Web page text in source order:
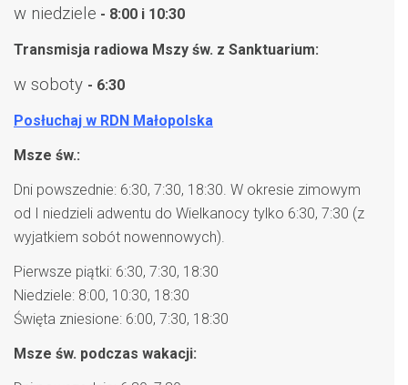
w niedziele - 8:00 i 10:30
Transmisja radiowa Mszy św. z Sanktuarium:
w soboty - 6:30
Posłuchaj w RDN Małopolska
Msze św.:
Dni powszednie: 6:30, 7:30, 18:30. W okresie zimowym
od I niedzieli adwentu do Wielkanocy tylko 6:30, 7:30 (z
wyjatkiem sobót nowennowych).
Pierwsze piątki: 6:30, 7:30, 18:30
Niedziele: 8:00, 10:30, 18:30
Święta zniesione: 6:00, 7:30, 18:30
Msze św. podczas wakacji: